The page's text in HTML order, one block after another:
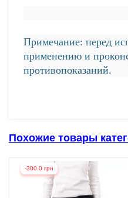
Примечание: перед
применению и
противопоказаний.
Похожие товары
-300.0 грн